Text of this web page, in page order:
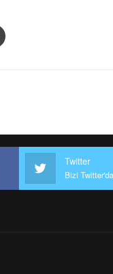
Twitter
Bizi